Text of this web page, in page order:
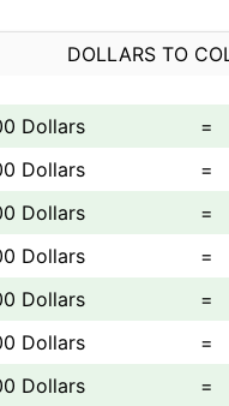
DOLLARS TO
Dollars =
Dollars
=
Dollars
=
Dollars
=
Dollars
=
Dollars
=
Dollars
=